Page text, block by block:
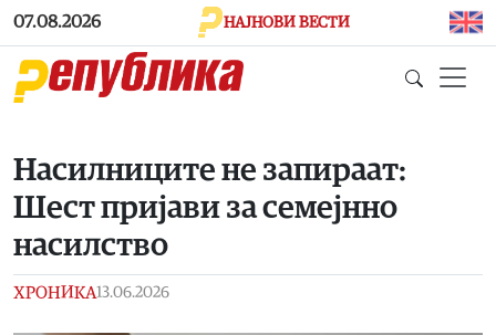
Skip to main content
07.08.2026 НАЈНОВИ ВЕСТИ
Насилниците не запираат:
Шест пријави за семејнно
насилство
ХРОНИКА13.06.2026